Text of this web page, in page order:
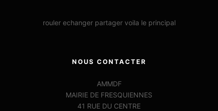
rouler echanger partager voila le principal
NOUS CONTACTER
AMMDF
MAIRIE DE FRESQUIENNES
41 RUE DU CENTRE